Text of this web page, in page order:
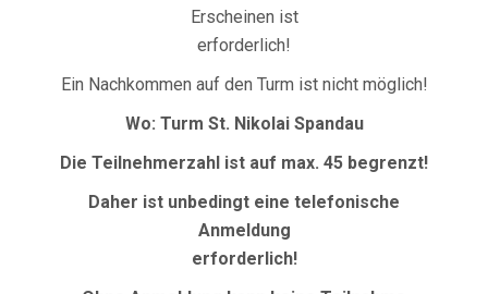
Erscheinen ist
erforderlich!
Ein Nachkommen auf den Turm ist nicht möglich!
Wo: Turm St. Nikolai Spandau
Die Teilnehmerzahl ist auf max. 45 begrenzt!
Daher ist unbedingt eine telefonische
Anmeldung
erforderlich!